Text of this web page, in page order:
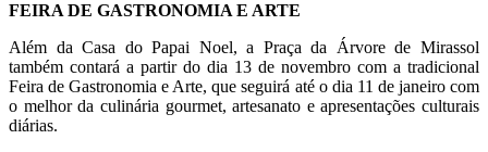
FEIRA DE GASTRONOMIA E ARTE
Além da Casa do Papai Noel, a Praça da Árvore de Mirassol
também contará a partir do dia 13 de novembro com a tradicional
Feira de Gastronomia e Arte, que seguirá até o dia 11 de janeiro com
o melhor da culinária gourmet, artesanato e apresentações culturais
diárias.